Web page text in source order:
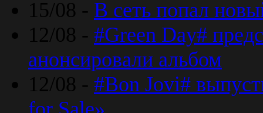
15/08 - В сеть попал
12/08 - #Green Day#
анонсировали альбом
12/08 - #Bon Jovi#